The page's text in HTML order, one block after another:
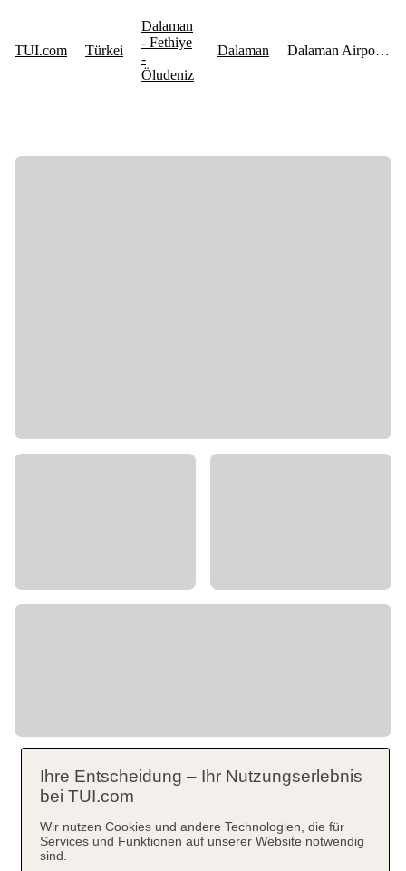
Ihre Entscheidung – Ihr Nutzungserlebnis
bei TUI.com
Wir nutzen Cookies und andere Technologien, die für
Services und Funktionen auf unserer Website notwendig
sind.